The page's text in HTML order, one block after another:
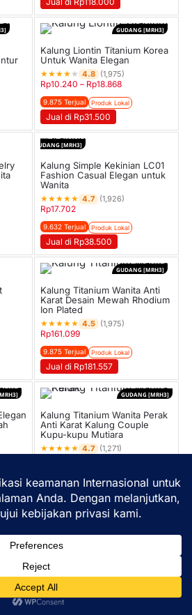
GUDANG [MRH3]
Kalung Liontin Titanium Korea
Untuk Wanita Elegan
★★★★ ★ 4.8 (1,975)
Rp10.240 – Rp18.868
9.875 Terjual Produk Lokal
Jual di Rp31.500
GUDANG [MRH3]
Kalung Simple Kekinian LC01
Fashion Casual Elegan untuk
Wanita
★★★★★ 4.7 (1,926)
Rp17.702
9.632 Terjual Produk Lokal
Jual di Rp38.500
GUDANG [MRH3]
Kalung Titanium Wanita Anti
Karat Desain Mewah Rhodium
Ion Plated
★★★★★ 4.5 (1,975)
Rp161.099
9.875 Terjual Produk Lokal
Jual di Rp181.557
GUDANG [MRH3]
Kalung Titanium Wanita Perak
Anti Karat Kalung Couple
Kupu-kupu Mutiara
★★★★★ 4.7 (1,271)
Import China
Jual di Rp38866
GUDANG [MRH2]
Breathable Sock Pria 40-45
★★
6.221 Terjual
Jual di Rp65.745
Lacak